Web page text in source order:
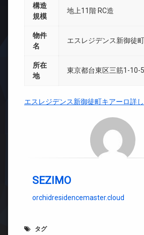
構造
規模
地上11階 RC造
物件
名
エスレジデンス新御徒
所在
地
東京都台東区三筋1-10-5
エスレジデンス新御徒町キアーロ詳
SEZIMO
orchidresidencemaster.cloud
タグ